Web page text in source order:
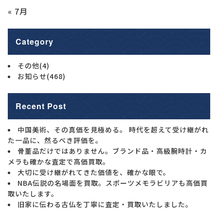
« 7月
Category
その他(4)
お知らせ(468)
Recent Post
中国美術、その真価を見極める。 時代を超えて受け継がれ
た一品に、然るべき評価を。
骨董品だけではありません。ブランド品・高級腕時計・カ
メラも確かな査定で高価買取。
大切に受け継がれてきた価値を、確かな眼で。
NBA伝説の名場面を買取。スポーツメモラビリアも高価買
取いたします。
旧家に伝わる古仏を丁寧に査定・買取いたしました。